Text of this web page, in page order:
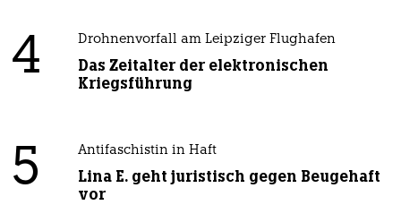
4 Drohnenvorfall am Leipziger Flughafen
Das Zeitalter der elektronischen
Kriegsführung
5 Antifaschistin in Haft
Lina E. geht juristisch gegen Beugehaft
vor